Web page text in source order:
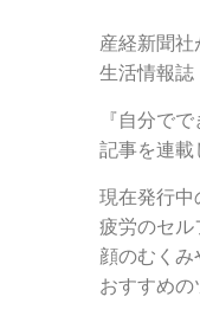
産経新聞
生活情報誌
『自分で
記事を連載
現在発行中
疲労のセル
顔のむく
おすすめ